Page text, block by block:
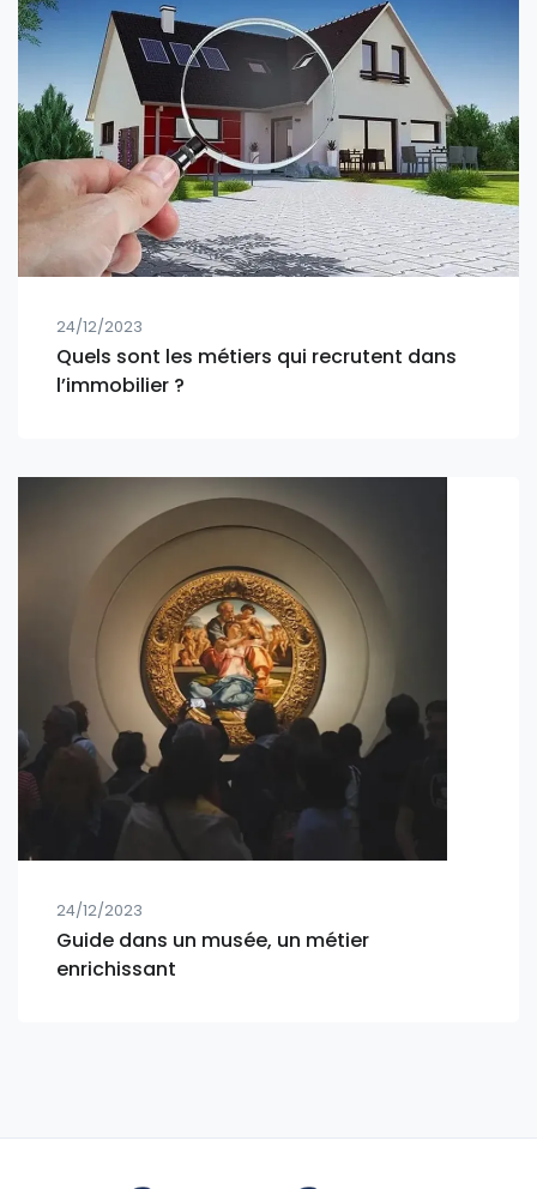
24/12/2023
Quels sont les métiers qui recrutent dans
l’immobilier ?
24/12/2023
Guide dans un musée, un métier
enrichissant